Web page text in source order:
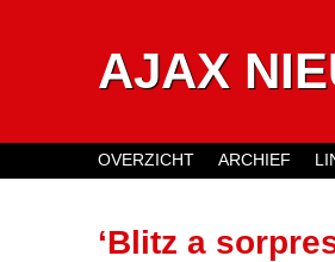
AJAX
‘Blitz a
OVERZICHT ARCHIEF